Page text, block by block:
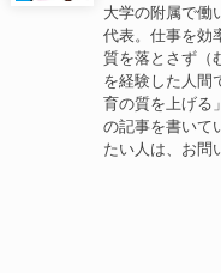
大学の附属で働
代表。仕事を効
質を落とさず（
を経験した人間
育の質を上げる
の記事を書いて
たい人は、お問